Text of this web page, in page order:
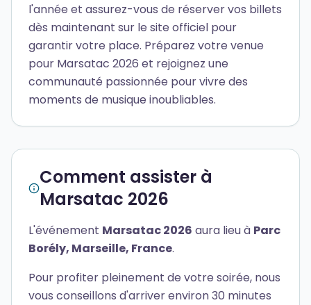
l'année et assurez-vous de réserver vos billets
dès maintenant sur le site officiel pour
garantir votre place. Préparez votre venue
pour Marsatac 2026 et rejoignez une
communauté passionnée pour vivre des
moments de musique inoubliables.
Comment assister à
Marsatac 2026
L'événement Marsatac 2026 aura lieu à Parc
Borély, Marseille, France.
Pour profiter pleinement de votre soirée, nous
vous conseillons d'arriver environ 30 minutes